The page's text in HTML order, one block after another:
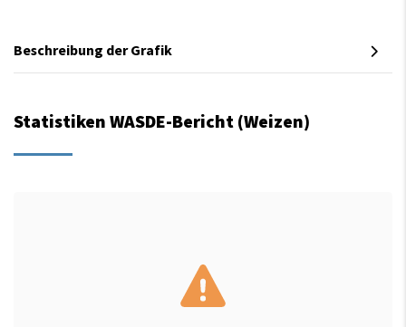
Beschreibung der Grafik
Statistiken WASDE-Bericht (Weizen)